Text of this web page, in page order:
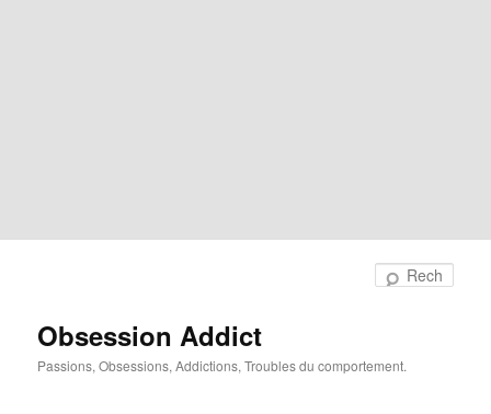
Obsession Addict
Passions, Obsessions, Addictions, Troubles du comportement.